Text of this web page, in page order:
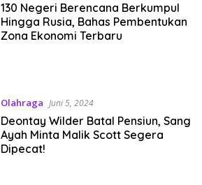
130 Negeri Berencana Berkumpul
Hingga Rusia, Bahas Pembentukan
Zona Ekonomi Terbaru
Olahraga Juni 5, 2024
Deontay Wilder Batal Pensiun, Sang
Ayah Minta Malik Scott Segera
Dipecat!